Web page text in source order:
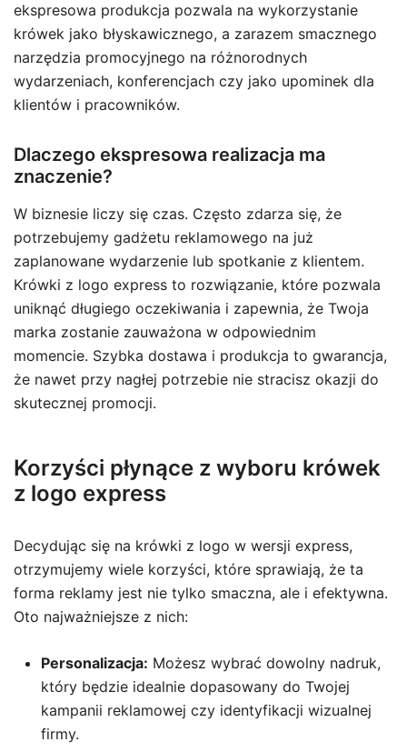
ekspresowa produkcja pozwala na wykorzystanie
krówek jako błyskawicznego, a zarazem smacznego
narzędzia promocyjnego na różnorodnych
wydarzeniach, konferencjach czy jako upominek dla
klientów i pracowników.
Dlaczego ekspresowa realizacja ma
znaczenie?
W biznesie liczy się czas. Często zdarza się, że
potrzebujemy gadżetu reklamowego na już
zaplanowane wydarzenie lub spotkanie z klientem.
Krówki z logo express to rozwiązanie, które pozwala
uniknąć długiego oczekiwania i zapewnia, że Twoja
marka zostanie zauważona w odpowiednim
momencie. Szybka dostawa i produkcja to gwarancja,
że nawet przy nagłej potrzebie nie stracisz okazji do
skutecznej promocji.
Korzyści płynące z wyboru krówek
z logo express
Decydując się na krówki z logo w wersji express,
otrzymujemy wiele korzyści, które sprawiają, że ta
forma reklamy jest nie tylko smaczna, ale i efektywna.
Oto najważniejsze z nich:
Personalizacja: Możesz wybrać dowolny nadruk,
który będzie idealnie dopasowany do Twojej
kampanii reklamowej czy identyfikacji wizualnej
firmy.